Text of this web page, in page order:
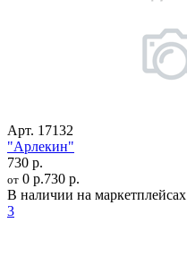
Арт. 17132
"Арлекин"
730 р.
от 0 р.730 р.
В наличии на маркетплейсах
3